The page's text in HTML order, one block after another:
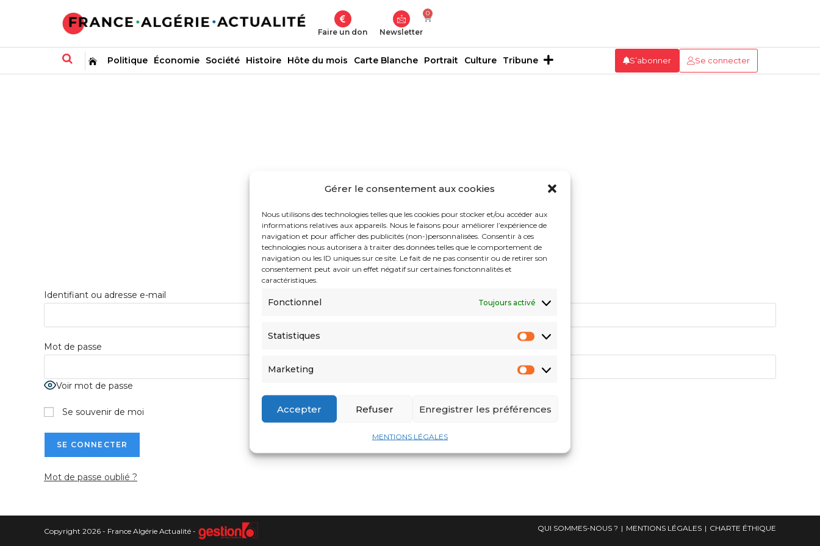
Gérer le consentement aux cookies
Nous utilisons des technologies telles que les cookies pour stocker et/ou accéder aux
informations relatives aux appareils. Nous le faisons pour améliorer l’expérience de
navigation et pour afficher des publicités (non-)personnalisées. Consentir à ces
technologies nous autorisera à traiter des données telles que le comportement de
navigation ou les ID uniques sur ce site. Le fait de ne pas consentir ou de retirer son
consentement peut avoir un effet négatif sur certaines fonctonnalités et
caractéristiques.
Fonctionnel Toujours activé
Statistiques
Marketing
Accepter Refuser Enregistrer les préférences
MENTIONS LÉGALES
Faire un don Newsletter
0
Politique Économie Société Histoire Hôte du mois Carte Blanche Portrait Culture Tribune S’abonner Se connecter
Identifiant ou adresse e-mail
Mot de passe
Voir mot de passe
Se souvenir de moi
Mot de passe oublié ?
QUI SOMMES-NOUS ? MENTIONS LÉGALES CHARTE ÉTHIQUE
Copyright 2026 - France Algérie Actualité -